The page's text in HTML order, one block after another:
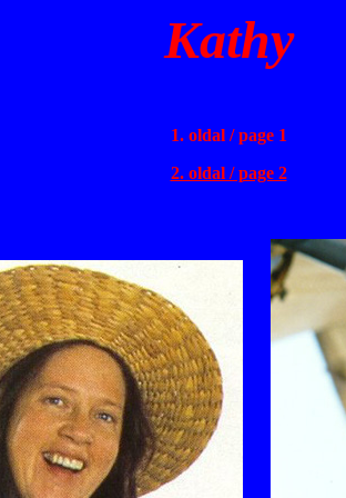
Kathy
1. oldal / page 1
2. oldal / page 2